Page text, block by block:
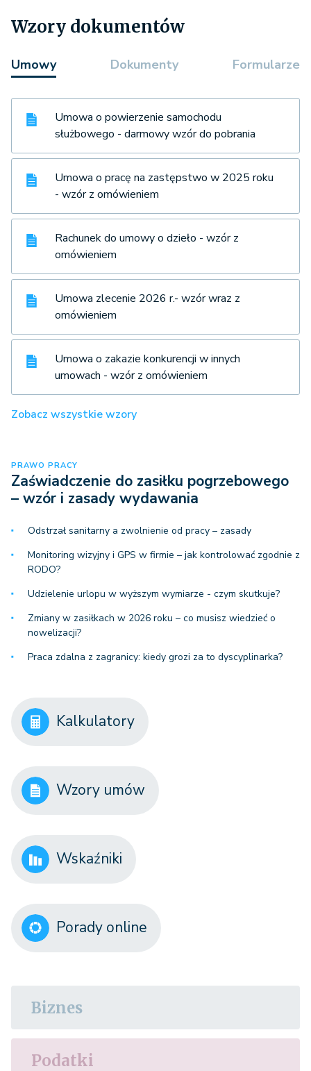
Wzory dokumentów
Umowy Dokumenty Formularze
Umowa o powierzenie samochodu
służbowego - darmowy wzór do pobrania
Umowa o pracę na zastępstwo w 2025 roku
- wzór z omówieniem
Rachunek do umowy o dzieło - wzór z
omówieniem
Umowa zlecenie 2026 r.- wzór wraz z
omówieniem
Umowa o zakazie konkurencji w innych
umowach - wzór z omówieniem
Zobacz wszystkie wzory
PRAWO PRACY
Zaświadczenie do zasiłku pogrzebowego
– wzór i zasady wydawania
Odstrzał sanitarny a zwolnienie od pracy – zasady
Monitoring wizyjny i GPS w firmie – jak kontrolować zgodnie z
RODO?
Udzielenie urlopu w wyższym wymiarze - czym skutkuje?
Zmiany w zasiłkach w 2026 roku – co musisz wiedzieć o
nowelizacji?
Praca zdalna z zagranicy: kiedy grozi za to dyscyplinarka?
Kalkulatory
Wzory umów
Wskaźniki
Porady online
Biznes
Podatki